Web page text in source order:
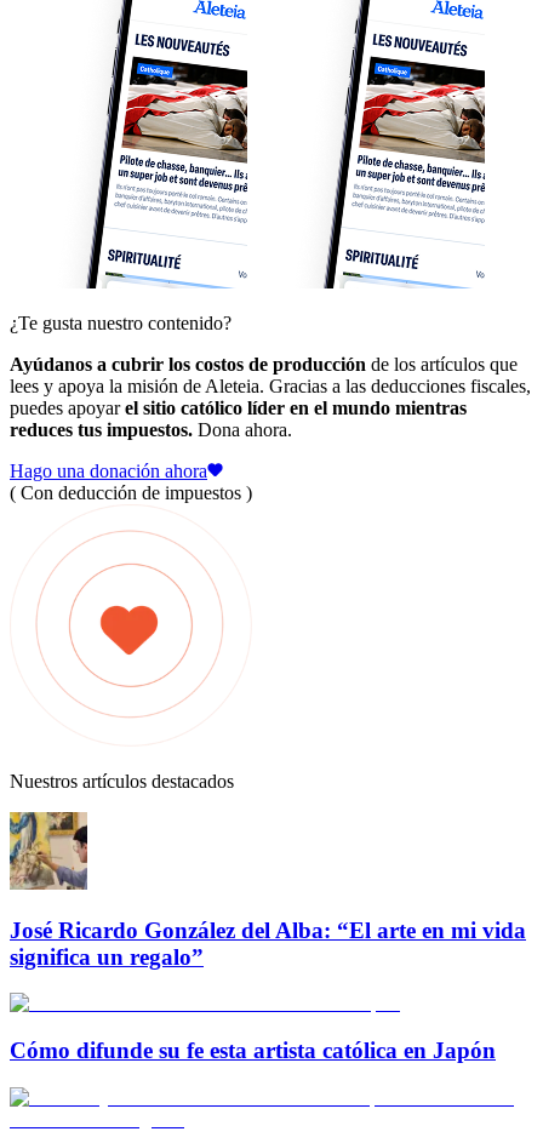
¿Te gusta nuestro contenido?
Ayúdanos a cubrir los costos de producción de los artículos que
lees y apoya la misión de Aleteia. Gracias a las deducciones fiscales,
puedes apoyarel sitio católico líder en el mundo mientras
reduces tus impuestos. Dona ahora.
Hago una donación ahora
( Con deducción de impuestos )
Nuestros artículos destacados
José Ricardo González del Alba: “El arte en mi vida
significa un regalo”
Cómo difunde su fe esta artista católica en Japón